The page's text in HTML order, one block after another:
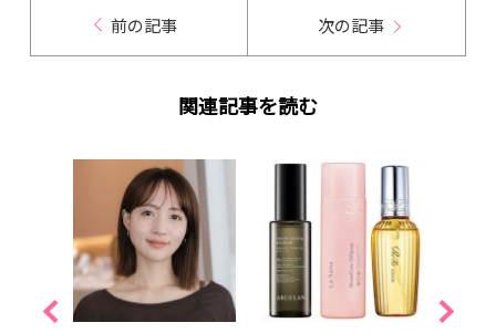
前の記事 次の記事
関連記事を読む